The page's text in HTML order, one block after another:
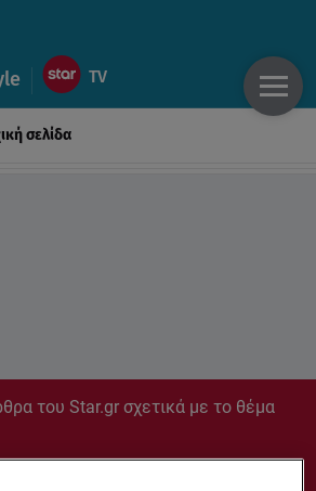
σελίδα
του Star.gr σχετικά με το θέμα